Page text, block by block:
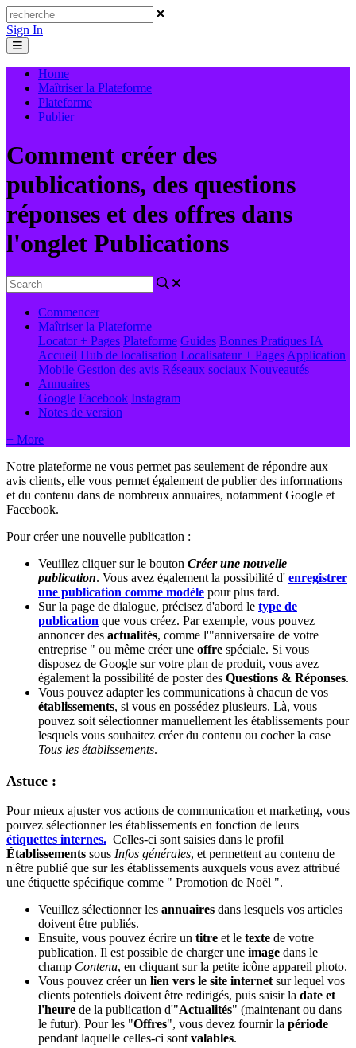
Sign In
Home
Maîtriser la Plateforme
Plateforme
Publier
Comment créer des
publications, des questions
réponses et des offres dans
l'onglet Publications
Commencer
Maîtriser la Plateforme
Locator + Pages Plateforme Guides Bonnes Pratiques IA
Accueil Hub de localisation Localisateur + Pages Application
Mobile Gestion des avis Réseaux sociaux Nouveautés
Annuaires
Google Facebook Instagram
Notes de version
+ More
Notre plateforme ne vous permet pas seulement de répondre aux
avis clients, elle vous permet également de publier des informations
et du contenu dans de nombreux annuaires, notamment Google et
Facebook.
Pour créer une nouvelle publication :
Veuillez cliquer sur le bouton Créer une nouvelle
publication. Vous avez également la possibilité d' enregistrer
une publication comme modèle ‍ pour plus tard.
Sur la page de dialogue, précisez d'abord le type de
publication que vous créez. Par exemple, vous pouvez
annoncer des actualités, comme l'"anniversaire de votre
entreprise " ou même créer une offre spéciale. Si vous
disposez de Google sur votre plan de produit, vous avez
également la possibilité de poster des Questions & Réponses.
Vous pouvez adapter les communications à chacun de vos
établissements, si vous en possédez plusieurs. Là, vous
pouvez soit sélectionner manuellement les établissements pour
lesquels vous souhaitez créer du contenu ou cocher la case
Tous les établissements.
Astuce :
Pour mieux ajuster vos actions de communication et marketing, vous
pouvez sélectionner les établissements en fonction de leurs
étiquettes internes. Celles-ci sont saisies dans le profil
Établissements ‍ sous Infos générales, et permettent au contenu de
n'être publié que sur les établissements auxquels vous avez attribué
une étiquette spécifique comme " Promotion de Noël ".
Veuillez sélectionner les annuaires dans lesquels vos articles
doivent être publiés.
Ensuite, vous pouvez écrire un titre et le texte de votre
publication. Il est possible de charger une image dans le
champ Contenu, en cliquant sur la petite icône appareil photo.
Vous pouvez créer un lien vers le site internet sur lequel vos
clients potentiels doivent être redirigés, puis saisir la date et
l'heure de la publication d'"Actualités" (maintenant ou dans
le futur). Pour les "Offres", vous devez fournir la période
pendant laquelle celles-ci sont valables.